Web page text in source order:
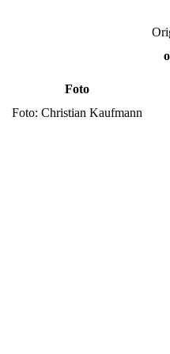
Foto
Foto: Christian Kaufmann